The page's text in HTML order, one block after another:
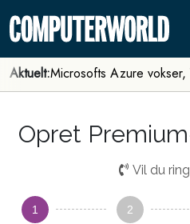
Aktuelt:Microsofts Azure
Opret
Vil du
1 2